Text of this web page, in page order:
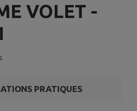
VOLET -
PRATIQUES